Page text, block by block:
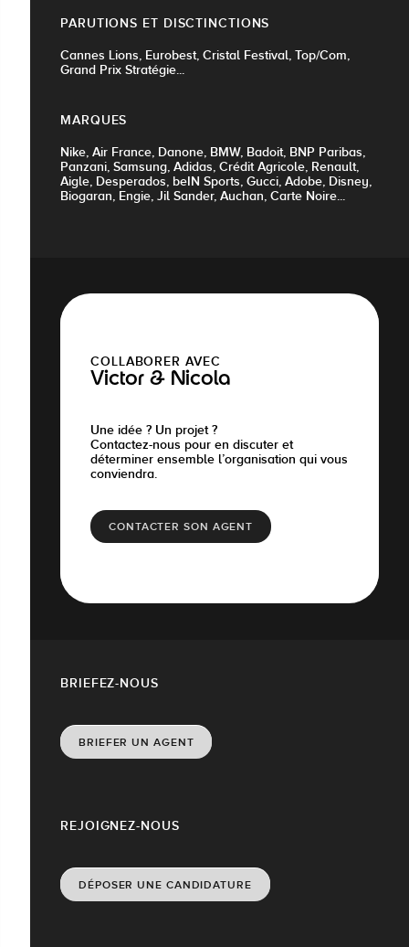
PARUTIONS ET DISCTINCTIONS
Cannes Lions, Eurobest, Cristal Festival, Top/Com,
Grand Prix Stratégie...
MARQUES
Nike, Air France, Danone, BMW, Badoit, BNP Paribas,
Panzani, Samsung, Adidas, Crédit Agricole, Renault,
Aigle, Desperados, beIN Sports, Gucci, Adobe, Disney,
Biogaran, Engie, Jil Sander, Auchan, Carte Noire...
COLLABORER AVEC
Victor & Nicola
Une idée ? Un projet ?
Contactez-nous pour en discuter et
déterminer ensemble l’organisation qui vous
conviendra.
CONTACTER SON AGENT
REJOIGNEZ-NOUS
DÉPOSER UNE CANDIDATURE
BRIEFEZ-NOUS
BRIEFER UN AGENT